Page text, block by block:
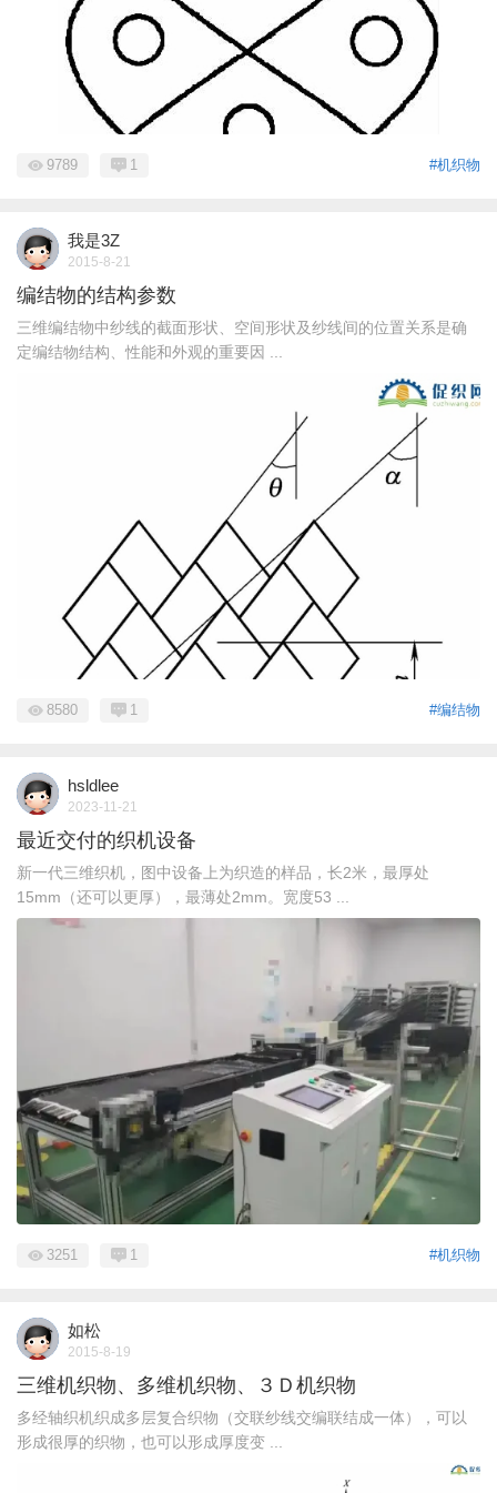
#机织物
9789 1
我是3Z
2015-8-21
编结物的结构参数
三维编结物中纱线的截面形状、空间形状及纱线间的位置关系是确
定编结物结构、性能和外观的重要因 ...
#编结物
8580 1
hsldlee
2023-11-21
最近交付的织机设备
新一代三维织机，图中设备上为织造的样品，长2米，最厚处
15mm（还可以更厚），最薄处2mm。宽度53 ...
#机织物
3251 1
如松
2015-8-19
三维机织物、多维机织物、３Ｄ机织物
多经轴织机织成多层复合织物（交联纱线交编联结成一体），可以
形成很厚的织物，也可以形成厚度变 ...